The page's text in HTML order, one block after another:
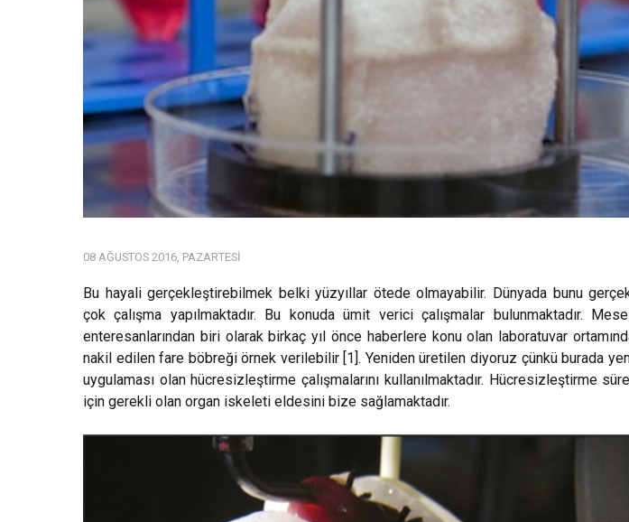
08 AĞUSTOS 2016, PAZARTESI
Bu hayali gerçekleştirebilmek belki yüzyıllar ötede olmayabilir. Dünyada bunu
çok çalışma yapılmaktadır. Bu konuda ümit verici çalışmalar bulunmaktadır.
enteresanlarından biri olarak birkaç yıl önce haberlere konu olan laboratuvar
nakil edilen fare böbreği örnek verilebilir [1]. Yeniden üretilen diyoruz çünkü burada
uygulaması olan hücresizleştirme çalışmalarını kullanılmaktadır. Hücresizleştirme
için gerekli olan organ iskeleti eldesini bize sağlamaktadır.